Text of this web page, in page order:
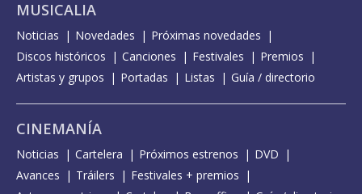
MUSICALIA
Noticias Novedades
Próximas novedades
Discos históricos
Canciones Festivales
Premios
Artistas y grupos
Portadas Listas Guía / directorio
CINEMANÍA
Noticias Cartelera Próximos estrenos
DVD
Avances
Tráilers
Festivales + premios